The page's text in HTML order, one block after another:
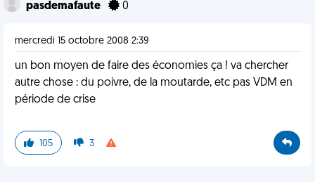
pasdemafaute 0
mercredi 15 octobre 2008 2:39
un bon moyen de faire des économies ça ! va chercher
autre chose : du poivre, de la moutarde, etc pas VDM en
période de crise
105 3